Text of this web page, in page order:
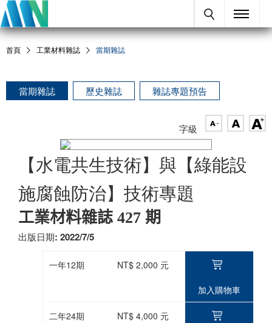
首頁 工業材料雜誌 當期雜誌
當期雜誌 歷史雜誌 雜誌專題預告
字級
【水電共生技術】與【綠能設
施腐蝕防治】技術專題
工業材料雜誌 427 期
出版日期: 2022/7/5
一年12期 NT$ 2,000 元
加入購物車
二年24期 NT$ 4,000 元